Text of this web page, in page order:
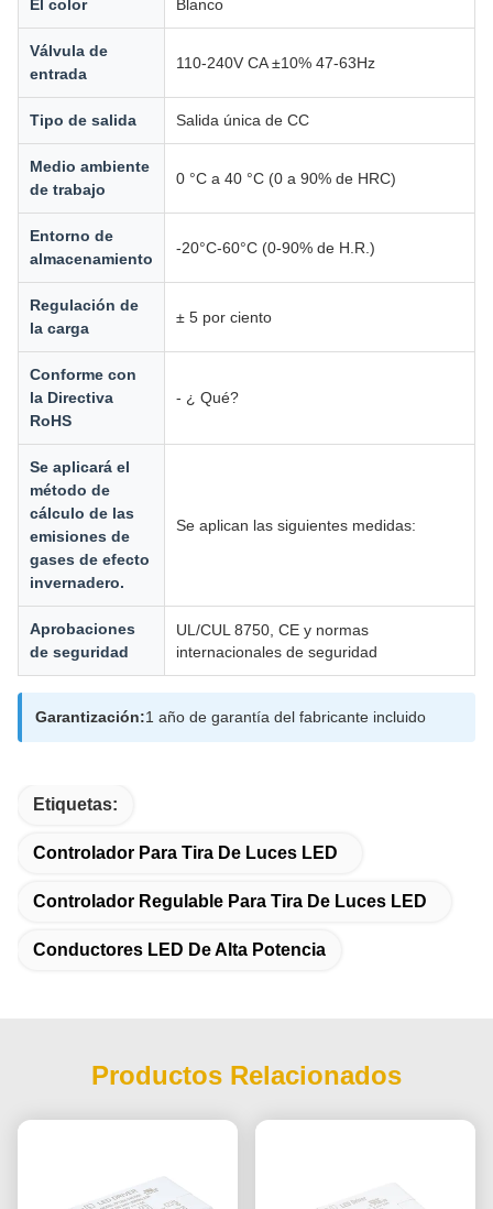
El color Blanco
Válvula de
entrada
110-240V CA ±10% 47-63Hz
Tipo de salida Salida única de CC
Medio ambiente
de trabajo
0 °C a 40 °C (0 a 90% de HRC)
Entorno de
almacenamiento
-20°C-60°C (0-90% de H.R.)
Regulación de
la carga
± 5 por ciento
Conforme con
la Directiva
RoHS
- ¿ Qué?
Se aplicará el
método de
cálculo de las
emisiones de
gases de efecto
invernadero.
Se aplican las siguientes medidas:
Aprobaciones
de seguridad
UL/CUL 8750, CE y normas
internacionales de seguridad
Garantización:1 año de garantía del fabricante incluido
Etiquetas:
Controlador Para Tira De Luces LED
Controlador Regulable Para Tira De Luces LED
Conductores LED De Alta Potencia
Productos Relacionados